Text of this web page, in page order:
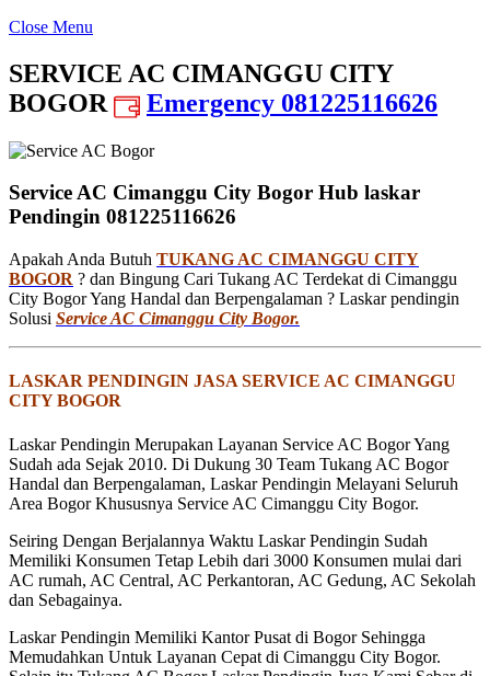
Close Menu
SERVICE AC CIMANGGU CITY
BOGOR
Emergency 081225116626
Service AC Cimanggu City Bogor Hub laskar
Pendingin 081225116626
Apakah Anda Butuh TUKANG AC CIMANGGU CITY
BOGOR ? dan Bingung Cari Tukang AC Terdekat di Cimanggu
City Bogor Yang Handal dan Berpengalaman ? Laskar pendingin
Solusi Service AC Cimanggu City Bogor.
LASKAR PENDINGIN JASA SERVICE AC CIMANGGU
CITY BOGOR
Laskar Pendingin Merupakan Layanan Service AC Bogor Yang
Sudah ada Sejak 2010. Di Dukung 30 Team Tukang AC Bogor
Handal dan Berpengalaman, Laskar Pendingin Melayani Seluruh
Area Bogor Khususnya Service AC Cimanggu City Bogor.
Seiring Dengan Berjalannya Waktu Laskar Pendingin Sudah
Memiliki Konsumen Tetap Lebih dari 3000 Konsumen mulai dari
AC rumah, AC Central, AC Perkantoran, AC Gedung, AC Sekolah
dan Sebagainya.
Laskar Pendingin Memiliki Kantor Pusat di Bogor Sehingga
Memudahkan Untuk Layanan Cepat di Cimanggu City Bogor.